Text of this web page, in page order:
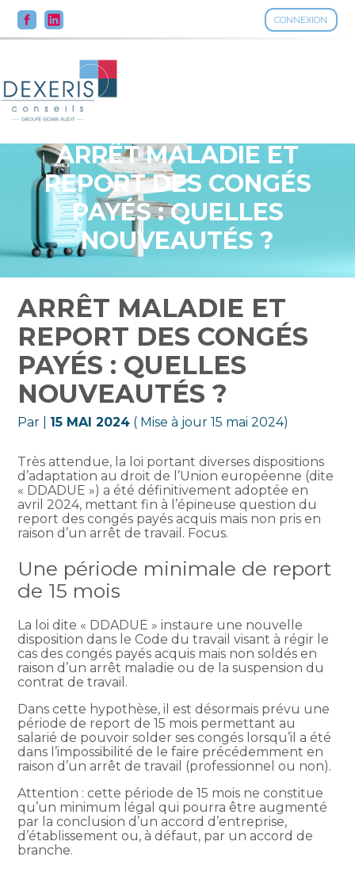
CONNEXION
Aller
au
contenu
ARRÊT MALADIE ET
REPORT DES CONGÉS
PAYÉS : QUELLES
NOUVEAUTÉS ?
ARRÊT MALADIE ET
REPORT DES CONGÉS
PAYÉS : QUELLES
NOUVEAUTÉS ?
Par 15 MAI 2024 ( Mise à jour 15 mai 2024)
Très attendue, la loi portant diverses dispositions
d’adaptation au droit de l’Union européenne (dite
« DDADUE ») a été définitivement adoptée en
avril 2024, mettant fin à l’épineuse question du
report des congés payés acquis mais non pris en
raison d’un arrêt de travail. Focus.
Une période minimale de report
de 15 mois
La loi dite « DDADUE » instaure une nouvelle
disposition dans le Code du travail visant à régir le
cas des congés payés acquis mais non soldés en
raison d’un arrêt maladie ou de la suspension du
contrat de travail.
Dans cette hypothèse, il est désormais prévu une
période de report de 15 mois permettant au
salarié de pouvoir solder ses congés lorsqu’il a été
dans l’impossibilité de le faire précédemment en
raison d’un arrêt de travail (professionnel ou non).
Attention : cette période de 15 mois ne constitue
qu’un minimum légal qui pourra être augmenté
par la conclusion d’un accord d’entreprise,
d’établissement ou, à défaut, par un accord de
branche.